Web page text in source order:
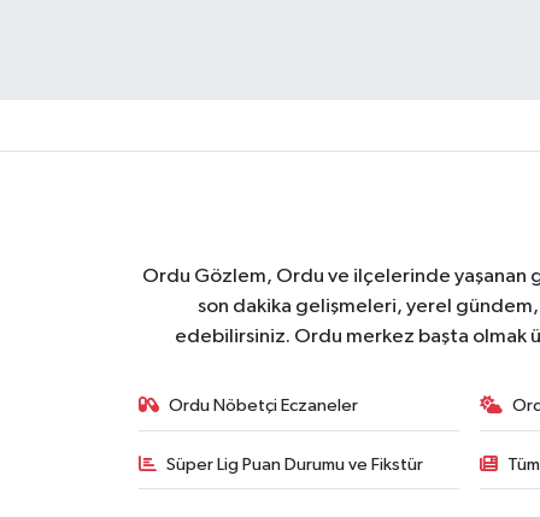
Ordu Gözlem, Ordu ve ilçelerinde yaşanan
son dakika gelişmeleri, yerel
edebilirsiniz. Ordu merkez başta olmak
Ordu Nöbetçi Eczaneler
Süper Lig Puan Durumu ve Fikstür